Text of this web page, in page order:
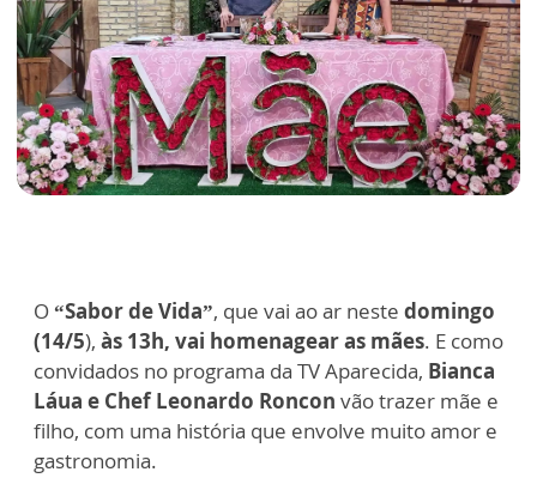
O“Sabor de Vida”, que vai ao ar neste domingo
(14/5), às 13h, vai homenagear as mães. E como
convidados no programa da TV Aparecida, Bianca
Láua e Chef Leonardo Roncon vão trazer mãe e
filho, com uma história que envolve muito amor e
gastronomia.